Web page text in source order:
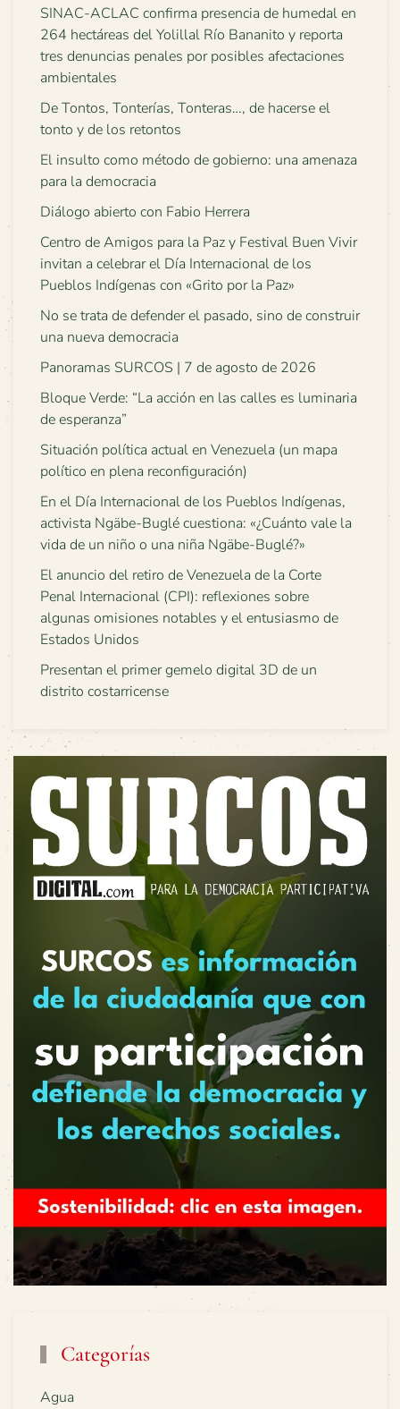
SINAC-ACLAC confirma presencia de humedal en
264 hectáreas del Yolillal Río Bananito y reporta
tres denuncias penales por posibles afectaciones
ambientales
De Tontos, Tonterías, Tonteras…, de hacerse el
tonto y de los retontos
El insulto como método de gobierno: una amenaza
para la democracia
Diálogo abierto con Fabio Herrera
Centro de Amigos para la Paz y Festival Buen Vivir
invitan a celebrar el Día Internacional de los
Pueblos Indígenas con «Grito por la Paz»
No se trata de defender el pasado, sino de construir
una nueva democracia
Panoramas SURCOS | 7 de agosto de 2026
Bloque Verde: “La acción en las calles es luminaria
de esperanza”
Situación política actual en Venezuela (un mapa
político en plena reconfiguración)
En el Día Internacional de los Pueblos Indígenas,
activista Ngäbe-Buglé cuestiona: «¿Cuánto vale la
vida de un niño o una niña Ngäbe-Buglé?»
El anuncio del retiro de Venezuela de la Corte
Penal Internacional (CPI): reflexiones sobre
algunas omisiones notables y el entusiasmo de
Estados Unidos
Presentan el primer gemelo digital 3D de un
distrito costarricense
Categorías
Agua